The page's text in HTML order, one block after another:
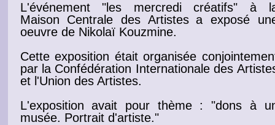
L'événement "les mercredi créatifs" à
Maison Centrale des Artistes a exposé
oeuvrede Nikolaï Kouzmine.
Cette exposition était organisée
par la Confédération Internationale des
et l'Union des Artistes.
L'exposition avait pour thème : "dons à
musée. Portraitd'artiste."